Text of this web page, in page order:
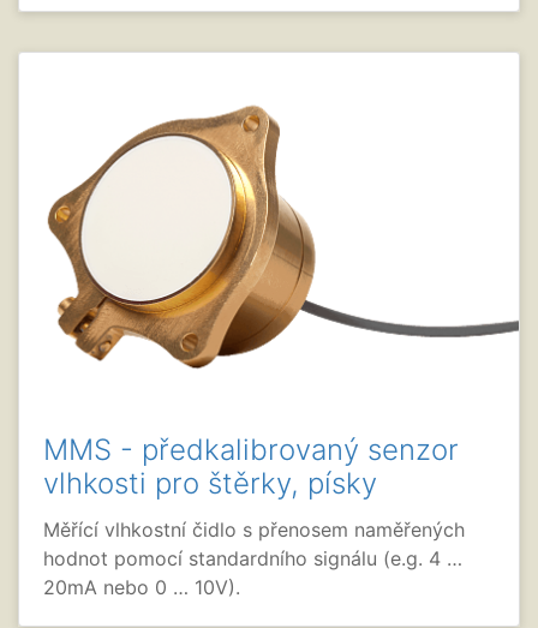
MMS - předkalibrovaný senzor
vlhkosti pro štěrky, písky
Měřící vlhkostní čidlo s přenosem naměřených
hodnot pomocí standardního signálu (e.g. 4 …
20mA nebo 0 … 10V).